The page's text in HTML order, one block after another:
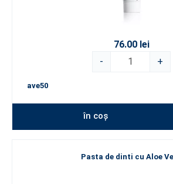
76.00 lei
-
+
ave50
în coș
Pasta de dinti cu Aloe